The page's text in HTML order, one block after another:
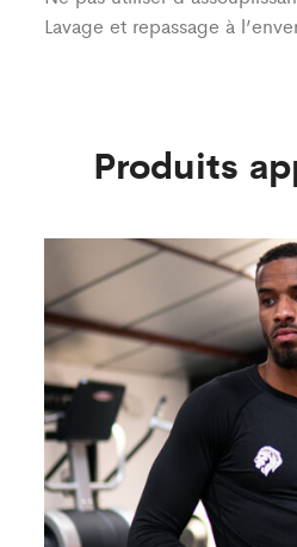
Lavage et repassage à
Produits